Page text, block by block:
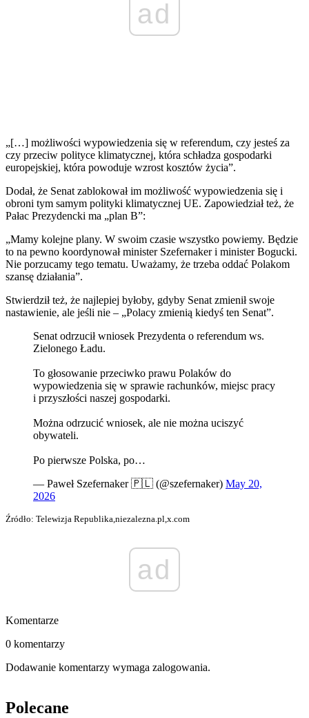
ad
„[…] możliwości wypowiedzenia się w referendum, czy jesteś za
czy przeciw polityce klimatycznej, która schładza gospodarki
europejskiej, która powoduje wzrost kosztów życia”.
Dodał, że Senat zablokował im możliwość wypowiedzenia się i
obroni tym samym polityki klimatycznej UE. Zapowiedział też, że
Pałac Prezydencki ma „plan B”:
„Mamy kolejne plany. W swoim czasie wszystko powiemy. Będzie
to na pewno koordynował minister Szefernaker i minister Bogucki.
Nie porzucamy tego tematu. Uważamy, że trzeba oddać Polakom
szansę działania”.
Stwierdził też, że najlepiej byłoby, gdyby Senat zmienił swoje
nastawienie, ale jeśli nie – „Polacy zmienią kiedyś ten Senat”.
Senat odrzucił wniosek Prezydenta o referendum ws.
Zielonego Ładu.
To głosowanie przeciwko prawu Polaków do
wypowiedzenia się w sprawie rachunków, miejsc pracy
i przyszłości naszej gospodarki.
Można odrzucić wniosek, ale nie można uciszyć
obywateli.
Po pierwsze Polska, po…
— Paweł Szefernaker 🇵🇱 (@szefernaker) May 20,
2026
Źródło: Telewizja Republika,niezalezna.pl,x.com
ad
Komentarze
0 komentarzy
Dodawanie komentarzy wymaga zalogowania.
Polecane